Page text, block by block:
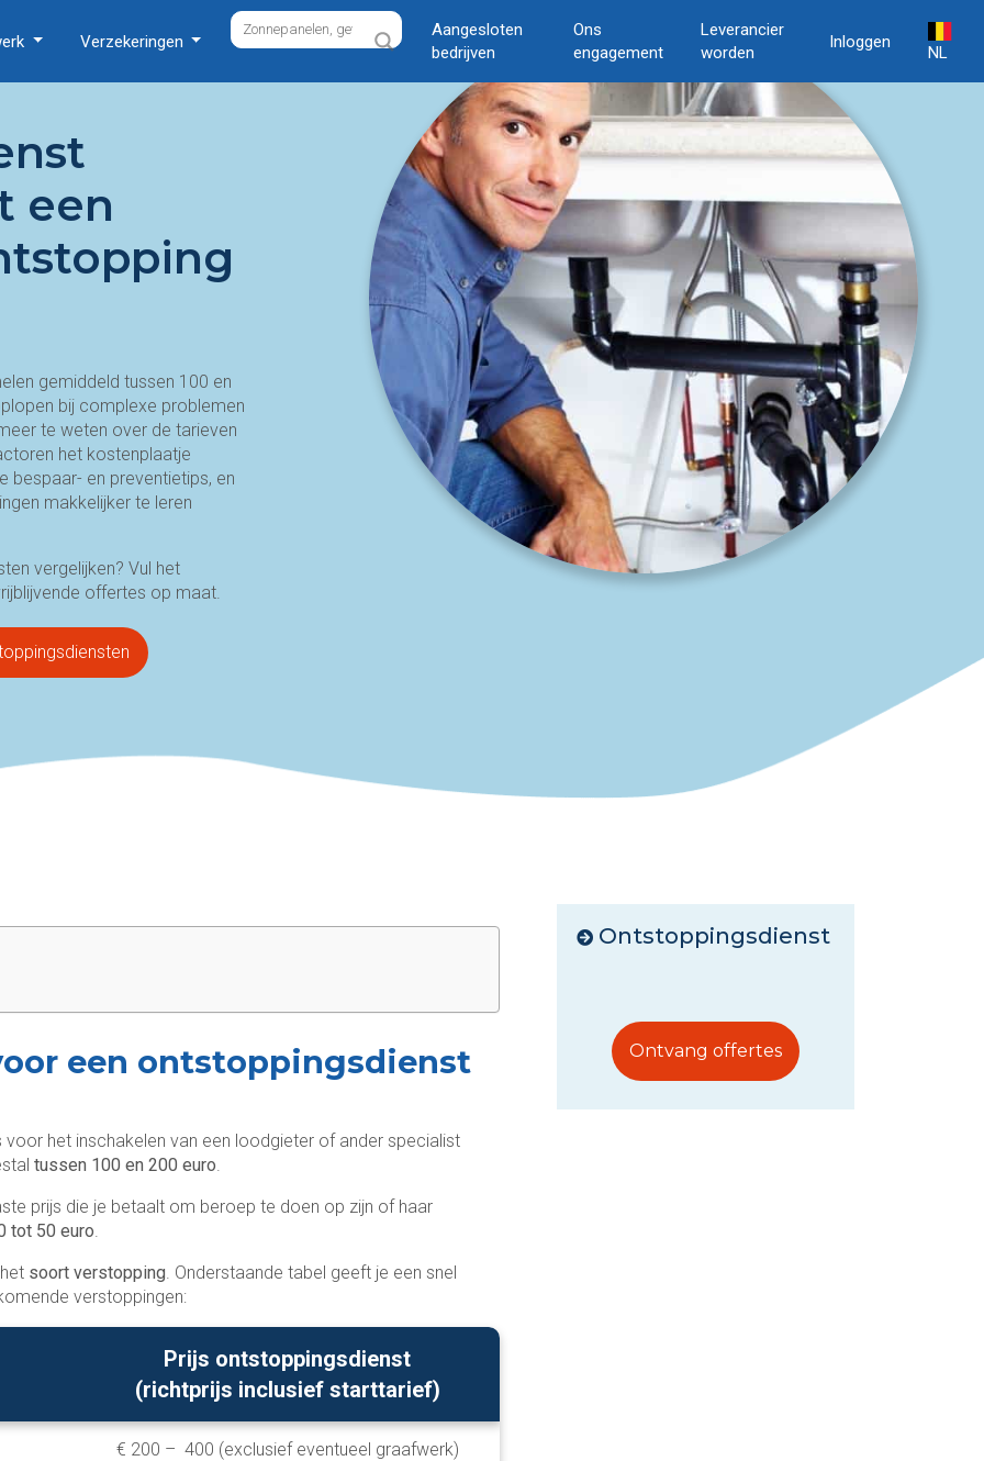
Verzekeringen
Aangesloten
bedrijven
Ons
engagement
Leverancier
worden
Inloggen
NL
een
gemiddeld tussen 100 en
bij complexe problemen
te weten over de tarieven
het kostenplaatje
bespaar- en preventietips, en
makkelijker te leren
vergelijken? Vul het
offertes op maat.
een ontstoppingsdienst
het inschakelen van een loodgieter of ander specialist
tussen 100 en 200 euro.
prijs die je betaalt om beroep te doen op zijn of haar
tot 50 euro.
soort verstopping. Onderstaande tabel geeft je een snel
verstoppingen:
Prijs ontstoppingsdienst
(richtprijs inclusief starttarief)
€ 200 – 400 (exclusief eventueel graafwerk)
Ontstoppingsdienst
Ontvang offertes